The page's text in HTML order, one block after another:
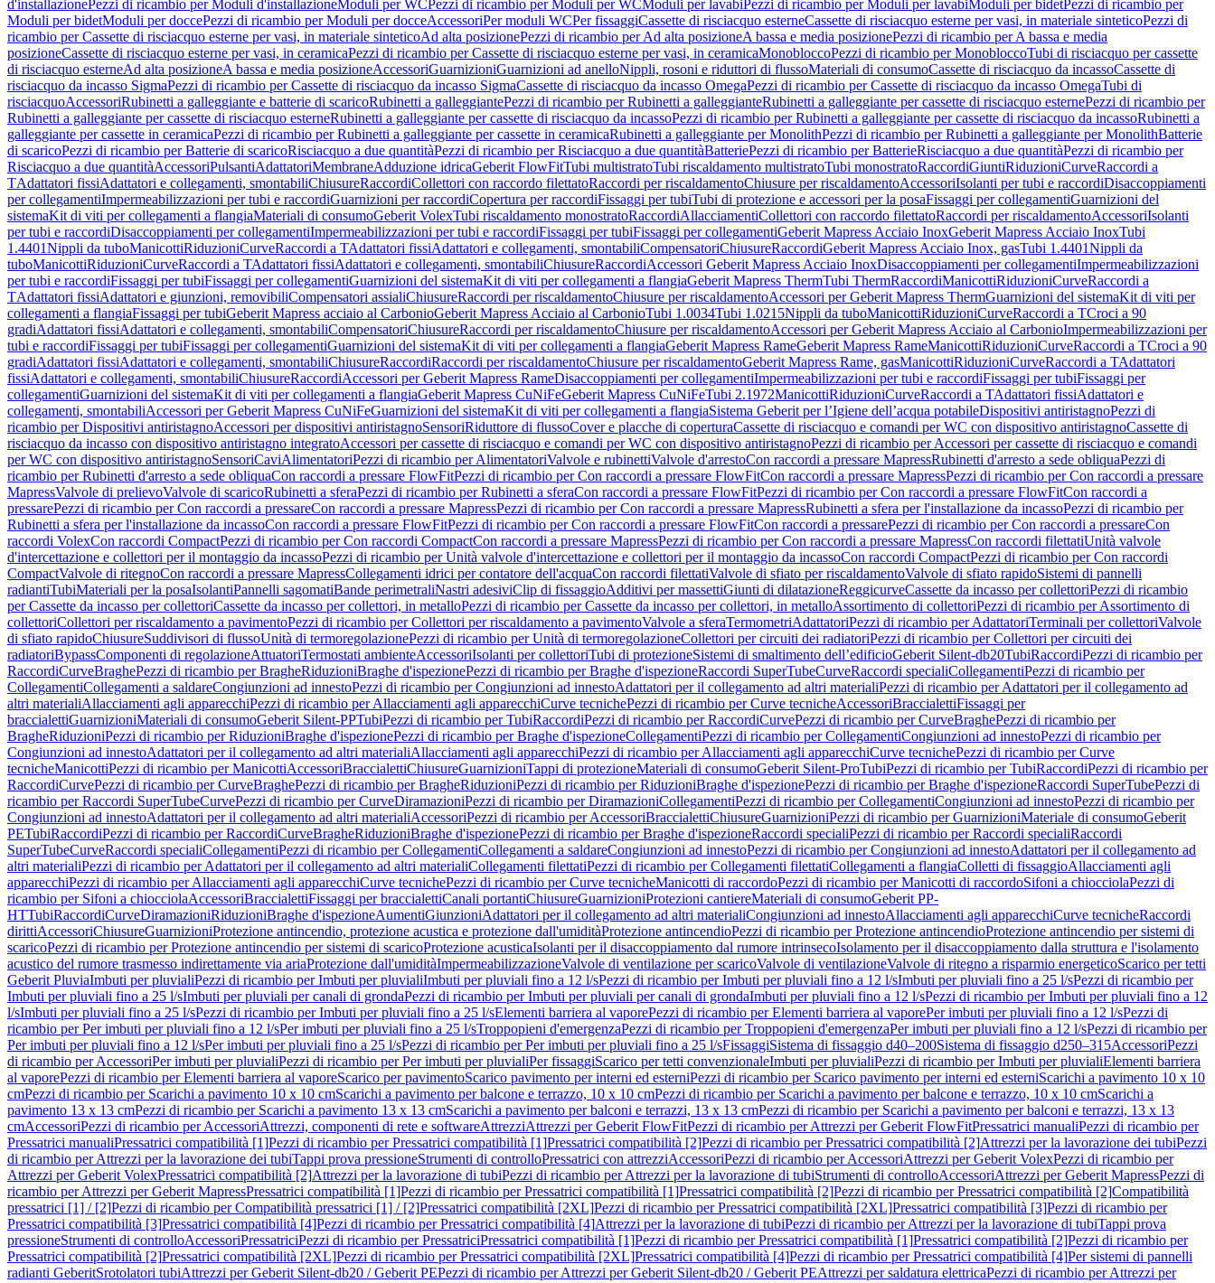
d'installazionePezzi di ricambio per Moduli d'installazioneModuli per WCPezzi di ricambio per Moduli per WCModuli per lavabiPezzi di ricambio per Moduli per lavabiModuli per bidetPezzi di ricambio per
Moduli per bidetModuli per doccePezzi di ricambio per Moduli per docceAccessoriPer moduli WCPer fissaggiCassette di risciacquo esterneCassette di risciacquo esterne per vasi, in materiale sinteticoPezzi di
ricambio per Cassette di risciacquo esterne per vasi, in materiale sinteticoAd alta posizionePezzi di ricambio per Ad alta posizioneA bassa e media posizionePezzi di ricambio per A bassa e media
posizioneCassette di risciacquo esterne per vasi, in ceramicaPezzi di ricambio per Cassette di risciacquo esterne per vasi, in ceramicaMonobloccoPezzi di ricambio per MonobloccoTubi di risciacquo per cassette
di risciacquo esterneAd alta posizioneA bassa e media posizioneAccessoriGuarnizioniGuarnizioni ad anelloNippli, rosoni e riduttori di flussoMateriali di consumoCassette di risciacquo da incassoCassette di
risciacquo da incasso SigmaPezzi di ricambio per Cassette di risciacquo da incasso SigmaCassette di risciacquo da incasso OmegaPezzi di ricambio per Cassette di risciacquo da incasso OmegaTubi di
risciacquoAccessoriRubinetti a galleggiante e batterie di scaricoRubinetti a galleggiantePezzi di ricambio per Rubinetti a galleggianteRubinetti a galleggiante per cassette di risciacquo esternePezzi di ricambio per
Rubinetti a galleggiante per cassette di risciacquo esterneRubinetti a galleggiante per cassette di risciacquo da incassoPezzi di ricambio per Rubinetti a galleggiante per cassette di risciacquo da incassoRubinetti a
galleggiante per cassette in ceramicaPezzi di ricambio per Rubinetti a galleggiante per cassette in ceramicaRubinetti a galleggiante per MonolithPezzi di ricambio per Rubinetti a galleggiante per MonolithBatterie
di scaricoPezzi di ricambio per Batterie di scaricoRisciacquo a due quantitàPezzi di ricambio per Risciacquo a due quantitàBatteriePezzi di ricambio per BatterieRisciacquo a due quantitàPezzi di ricambio per
Risciacquo a due quantitàAccessoriPulsantiAdattatoriMembraneAdduzione idricaGeberit FlowFitTubi multistratoTubi riscaldamento multistratoTubi monostratoRaccordiGiuntiRiduzioniCurveRaccordi a
TAdattatori fissiAdattatori e collegamenti, smontabiliChiusureRaccordiCollettori con raccordo filettatoRaccordi per riscaldamentoChiusure per riscaldamentoAccessoriIsolanti per tubi e raccordiDisaccoppiamenti
per collegamentiImpermeabilizzazioni per tubi e raccordiGuarnizioni per raccordiCopertura per raccordiFissaggi per tubiTubi di protezione e accessori per la posaFissaggi per collegamentiGuarnizioni del
sistemaKit di viti per collegamenti a flangiaMateriali di consumoGeberit VolexTubi riscaldamento monostratoRaccordiAllacciamentiCollettori con raccordo filettatoRaccordi per riscaldamentoAccessoriIsolanti
per tubi e raccordiDisaccoppiamenti per collegamentiImpermeabilizzazioni per tubi e raccordiFissaggi per tubiFissaggi per collegamentiGeberit Mapress Acciaio InoxGeberit Mapress Acciaio InoxTubi
1.4401Nippli da tuboManicottiRiduzioniCurveRaccordi a TAdattatori fissiAdattatori e collegamenti, smontabiliCompensatoriChiusureRaccordiGeberit Mapress Acciaio Inox, gasTubi 1.4401Nippli da
tuboManicottiRiduzioniCurveRaccordi a TAdattatori fissiAdattatori e collegamenti, smontabiliChiusureRaccordiAccessori Geberit Mapress Acciaio InoxDisaccoppiamenti per collegamentiImpermeabilizzazioni
per tubi e raccordiFissaggi per tubiFissaggi per collegamentiGuarnizioni del sistemaKit di viti per collegamenti a flangiaGeberit Mapress ThermTubi ThermRaccordiManicottiRiduzioniCurveRaccordi a
TAdattatori fissiAdattatori e giunzioni, removibiliCompensatori assialiChiusureRaccordi per riscaldamentoChiusure per riscaldamentoAccessori per Geberit Mapress ThermGuarnizioni del sistemaKit di viti per
collegamenti a flangiaFissaggi per tubiGeberit Mapress acciaio al CarbonioGeberit Mapress Acciaio al CarbonioTubi 1.0034Tubi 1.0215Nippli da tuboManicottiRiduzioniCurveRaccordi a TCroci a 90
gradiAdattatori fissiAdattatori e collegamenti, smontabiliCompensatoriChiusureRaccordi per riscaldamentoChiusure per riscaldamentoAccessori per Geberit Mapress Acciaio al CarbonioImpermeabilizzazioni per
tubi e raccordiFissaggi per tubiFissaggi per collegamentiGuarnizioni del sistemaKit di viti per collegamenti a flangiaGeberit Mapress RameGeberit Mapress RameManicottiRiduzioniCurveRaccordi a TCroci a 90
gradiAdattatori fissiAdattatori e collegamenti, smontabiliChiusureRaccordiRaccordi per riscaldamentoChiusure per riscaldamentoGeberit Mapress Rame, gasManicottiRiduzioniCurveRaccordi a TAdattatori
fissiAdattatori e collegamenti, smontabiliChiusureRaccordiAccessori per Geberit Mapress RameDisaccoppiamenti per collegamentiImpermeabilizzazioni per tubi e raccordiFissaggi per tubiFissaggi per
collegamentiGuarnizioni del sistemaKit di viti per collegamenti a flangiaGeberit Mapress CuNiFeGeberit Mapress CuNiFeTubi 2.1972ManicottiRiduzioniCurveRaccordi a TAdattatori fissiAdattatori e
collegamenti, smontabiliAccessori per Geberit Mapress CuNiFeGuarnizioni del sistemaKit di viti per collegamenti a flangiaSistema Geberit per l’Igiene dell’acqua potabileDispositivi antiristagnoPezzi di
ricambio per Dispositivi antiristagnoAccessori per dispositivi antiristagnoSensoriRiduttore di flussoCover e placche di coperturaCassette di risciacquo e comandi per WC con dispositivo antiristagnoCassette di
risciacquo da incasso con dispositivo antiristagno integratoAccessori per cassette di risciacquo e comandi per WC con dispositivo antiristagnoPezzi di ricambio per Accessori per cassette di risciacquo e comandi
per WC con dispositivo antiristagnoSensoriCaviAlimentatoriPezzi di ricambio per AlimentatoriValvole e rubinettiValvole d'arrestoCon raccordi a pressare MapressRubinetti d'arresto a sede obliquaPezzi di
ricambio per Rubinetti d'arresto a sede obliquaCon raccordi a pressare FlowFitPezzi di ricambio per Con raccordi a pressare FlowFitCon raccordi a pressare MapressPezzi di ricambio per Con raccordi a pressare
MapressValvole di prelievoValvole di scaricoRubinetti a sferaPezzi di ricambio per Rubinetti a sferaCon raccordi a pressare FlowFitPezzi di ricambio per Con raccordi a pressare FlowFitCon raccordi a
pressarePezzi di ricambio per Con raccordi a pressareCon raccordi a pressare MapressPezzi di ricambio per Con raccordi a pressare MapressRubinetti a sfera per l'installazione da incassoPezzi di ricambio per
Rubinetti a sfera per l'installazione da incassoCon raccordi a pressare FlowFitPezzi di ricambio per Con raccordi a pressare FlowFitCon raccordi a pressarePezzi di ricambio per Con raccordi a pressareCon
raccordi VolexCon raccordi CompactPezzi di ricambio per Con raccordi CompactCon raccordi a pressare MapressPezzi di ricambio per Con raccordi a pressare MapressCon raccordi filettatiUnità valvole
d'intercettazione e collettori per il montaggio da incassoPezzi di ricambio per Unità valvole d'intercettazione e collettori per il montaggio da incassoCon raccordi CompactPezzi di ricambio per Con raccordi
CompactValvole di ritegnoCon raccordi a pressare MapressCollegamenti idrici per contatore dell'acquaCon raccordi filettatiValvole di sfiato per riscaldamentoValvole di sfiato rapidoSistemi di pannelli
radiantiTubiMateriali per la posaIsolantiPannelli sagomatiBande perimetraliNastri adesiviClip di fissaggioAdditivi per massettiGiunti di dilatazioneReggicurveCassette da incasso per collettoriPezzi di ricambio
per Cassette da incasso per collettoriCassette da incasso per collettori, in metalloPezzi di ricambio per Cassette da incasso per collettori, in metalloAssortimento di collettoriPezzi di ricambio per Assortimento di
collettoriCollettori per riscaldamento a pavimentoPezzi di ricambio per Collettori per riscaldamento a pavimentoValvole a sferaTermometriAdattatoriPezzi di ricambio per AdattatoriTerminali per collettoriValvole
di sfiato rapidoChiusureSuddivisori di flussoUnità di termoregolazionePezzi di ricambio per Unità di termoregolazioneCollettori per circuiti dei radiatoriPezzi di ricambio per Collettori per circuiti dei
radiatoriBypassComponenti di regolazioneAttuatoriTermostati ambienteAccessoriIsolanti per collettoriTubi di protezioneSistemi di smaltimento dell’edificioGeberit Silent-db20TubiRaccordiPezzi di ricambio per
RaccordiCurveBraghePezzi di ricambio per BragheRiduzioniBraghe d'ispezionePezzi di ricambio per Braghe d'ispezioneRaccordi SuperTubeCurveRaccordi specialiCollegamentiPezzi di ricambio per
CollegamentiCollegamenti a saldareCongiunzioni ad innestoPezzi di ricambio per Congiunzioni ad innestoAdattatori per il collegamento ad altri materialiPezzi di ricambio per Adattatori per il collegamento ad
altri materialiAllacciamenti agli apparecchiPezzi di ricambio per Allacciamenti agli apparecchiCurve tecnichePezzi di ricambio per Curve tecnicheAccessoriBraccialettiFissaggi per
braccialettiGuarnizioniMateriali di consumoGeberit Silent-PPTubiPezzi di ricambio per TubiRaccordiPezzi di ricambio per RaccordiCurvePezzi di ricambio per CurveBraghePezzi di ricambio per
BragheRiduzioniPezzi di ricambio per RiduzioniBraghe d'ispezionePezzi di ricambio per Braghe d'ispezioneCollegamentiPezzi di ricambio per CollegamentiCongiunzioni ad innestoPezzi di ricambio per
Congiunzioni ad innestoAdattatori per il collegamento ad altri materialiAllacciamenti agli apparecchiPezzi di ricambio per Allacciamenti agli apparecchiCurve tecnichePezzi di ricambio per Curve
tecnicheManicottiPezzi di ricambio per ManicottiAccessoriBraccialettiChiusureGuarnizioniTappi di protezioneMateriali di consumoGeberit Silent-ProTubiPezzi di ricambio per TubiRaccordiPezzi di ricambio per
RaccordiCurvePezzi di ricambio per CurveBraghePezzi di ricambio per BragheRiduzioniPezzi di ricambio per RiduzioniBraghe d'ispezionePezzi di ricambio per Braghe d'ispezioneRaccordi SuperTubePezzi di
ricambio per Raccordi SuperTubeCurvePezzi di ricambio per CurveDiramazioniPezzi di ricambio per DiramazioniCollegamentiPezzi di ricambio per CollegamentiCongiunzioni ad innestoPezzi di ricambio per
Congiunzioni ad innestoAdattatori per il collegamento ad altri materialiAccessoriPezzi di ricambio per AccessoriBraccialettiChiusureGuarnizioniPezzi di ricambio per GuarnizioniMateriale di consumoGeberit
PETubiRaccordiPezzi di ricambio per RaccordiCurveBragheRiduzioniBraghe d'ispezionePezzi di ricambio per Braghe d'ispezioneRaccordi specialiPezzi di ricambio per Raccordi specialiRaccordi
SuperTubeCurveRaccordi specialiCollegamentiPezzi di ricambio per CollegamentiCollegamenti a saldareCongiunzioni ad innestoPezzi di ricambio per Congiunzioni ad innestoAdattatori per il collegamento ad
altri materialiPezzi di ricambio per Adattatori per il collegamento ad altri materialiCollegamenti filettatiPezzi di ricambio per Collegamenti filettatiCollegamenti a flangiaColletti di fissaggioAllacciamenti agli
apparecchiPezzi di ricambio per Allacciamenti agli apparecchiCurve tecnichePezzi di ricambio per Curve tecnicheManicotti di raccordoPezzi di ricambio per Manicotti di raccordoSifoni a chiocciolaPezzi di
ricambio per Sifoni a chiocciolaAccessoriBraccialettiFissaggi per braccialettiCanali portantiChiusureGuarnizioniProtezioni cantiereMateriali di consumoGeberit PP-
HTTubiRaccordiCurveDiramazioniRiduzioniBraghe d'ispezioneAumentiGiunzioniAdattatori per il collegamento ad altri materialiCongiunzioni ad innestoAllacciamenti agli apparecchiCurve tecnicheRaccordi
dirittiAccessoriChiusureGuarnizioniProtezione antincendio, protezione acustica e protezione dall'umiditàProtezione antincendioPezzi di ricambio per Protezione antincendioProtezione antincendio per sistemi di
scaricoPezzi di ricambio per Protezione antincendio per sistemi di scaricoProtezione acusticaIsolanti per il disaccoppiamento dal rumore intrinsecoIsolamento per il disaccoppiamento dalla struttura e l'isolamento
acustico del rumore trasmesso indirettamente via ariaProtezione dall'umiditàImpermeabilizzazioneValvole di ventilazione per scaricoValvole di ventilazioneValvole di ritegno a risparmio energeticoScarico per tetti
Geberit PluviaImbuti per pluvialiPezzi di ricambio per Imbuti per pluvialiImbuti per pluviali fino a 12 l/sPezzi di ricambio per Imbuti per pluviali fino a 12 l/sImbuti per pluviali fino a 25 l/sPezzi di ricambio per
Imbuti per pluviali fino a 25 l/sImbuti per pluviali per canali di grondaPezzi di ricambio per Imbuti per pluviali per canali di grondaImbuti per pluviali fino a 12 l/sPezzi di ricambio per Imbuti per pluviali fino a 12
l/sImbuti per pluviali fino a 25 l/sPezzi di ricambio per Imbuti per pluviali fino a 25 l/sElementi barriera al vaporePezzi di ricambio per Elementi barriera al vaporePer imbuti per pluviali fino a 12 l/sPezzi di
ricambio per Per imbuti per pluviali fino a 12 l/sPer imbuti per pluviali fino a 25 l/sTroppopieni d'emergenzaPezzi di ricambio per Troppopieni d'emergenzaPer imbuti per pluviali fino a 12 l/sPezzi di ricambio per
Per imbuti per pluviali fino a 12 l/sPer imbuti per pluviali fino a 25 l/sPezzi di ricambio per Per imbuti per pluviali fino a 25 l/sFissaggiSistema di fissaggio d40–200Sistema di fissaggio d250–315AccessoriPezzi
di ricambio per AccessoriPer imbuti per pluvialiPezzi di ricambio per Per imbuti per pluvialiPer fissaggiScarico per tetti convenzionaleImbuti per pluvialiPezzi di ricambio per Imbuti per pluvialiElementi barriera
al vaporePezzi di ricambio per Elementi barriera al vaporeScarico per pavimentoScarico pavimento per interni ed esterniPezzi di ricambio per Scarico pavimento per interni ed esterniScarichi a pavimento 10 x 10
cmPezzi di ricambio per Scarichi a pavimento 10 x 10 cmScarichi a pavimento per balcone e terrazzo, 10 x 10 cmPezzi di ricambio per Scarichi a pavimento per balcone e terrazzo, 10 x 10 cmScarichi a
pavimento 13 x 13 cmPezzi di ricambio per Scarichi a pavimento 13 x 13 cmScarichi a pavimento per balconi e terrazzi, 13 x 13 cmPezzi di ricambio per Scarichi a pavimento per balconi e terrazzi, 13 x 13
cmAccessoriPezzi di ricambio per AccessoriAttrezzi, componenti di rete e softwareAttrezziAttrezzi per Geberit FlowFitPezzi di ricambio per Attrezzi per Geberit FlowFitPressatrici manualiPezzi di ricambio per
Pressatrici manualiPressatrici compatibilità [1]Pezzi di ricambio per Pressatrici compatibilità [1]Pressatrici compatibilità [2]Pezzi di ricambio per Pressatrici compatibilità [2]Attrezzi per la lavorazione dei tubiPezzi
di ricambio per Attrezzi per la lavorazione dei tubiTappi prova pressioneStrumenti di controlloPressatrici con attrezziAccessoriPezzi di ricambio per AccessoriAttrezzi per Geberit VolexPezzi di ricambio per
Attrezzi per Geberit VolexPressatrici compatibilità [2]Attrezzi per la lavorazione di tubiPezzi di ricambio per Attrezzi per la lavorazione di tubiStrumenti di controlloAccessoriAttrezzi per Geberit MapressPezzi di
ricambio per Attrezzi per Geberit MapressPressatrici compatibilità [1]Pezzi di ricambio per Pressatrici compatibilità [1]Pressatrici compatibilità [2]Pezzi di ricambio per Pressatrici compatibilità [2]Compatibilità
pressatrici [1] / [2]Pezzi di ricambio per Compatibilità pressatrici [1] / [2]Pressatrici compatibilità [2XL]Pezzi di ricambio per Pressatrici compatibilità [2XL]Pressatrici compatibilità [3]Pezzi di ricambio per
Pressatrici compatibilità [3]Pressatrici compatibilità [4]Pezzi di ricambio per Pressatrici compatibilità [4]Attrezzi per la lavorazione di tubiPezzi di ricambio per Attrezzi per la lavorazione di tubiTappi prova
pressioneStrumenti di controlloAccessoriPressatriciPezzi di ricambio per PressatriciPressatrici compatibilità [1]Pezzi di ricambio per Pressatrici compatibilità [1]Pressatrici compatibilità [2]Pezzi di ricambio per
Pressatrici compatibilità [2]Pressatrici compatibilità [2XL]Pezzi di ricambio per Pressatrici compatibilità [2XL]Pressatrici compatibilità [4]Pezzi di ricambio per Pressatrici compatibilità [4]Per sistemi di pannelli
radianti GeberitSrotolatori tubiAttrezzi per Geberit Silent-db20 / Geberit PEPezzi di ricambio per Attrezzi per Geberit Silent-db20 / Geberit PEAttrezzi per saldatura elettricaPezzi di ricambio per Attrezzi per